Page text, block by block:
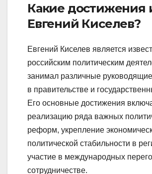
Какие достижения
Евгений Киселев?
Евгений Киселев является
российским политическим
занимал различные
в правительстве и
Его основные достижения
реализацию ряда важных
реформ, укрепление
политической стабильности в
участие в международных
сотрудничестве.